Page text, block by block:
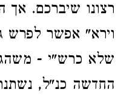
רצונו שיברכם.
וירא" אפשר לפרש
שלא כרש"י -
החדשה כנ"ל,